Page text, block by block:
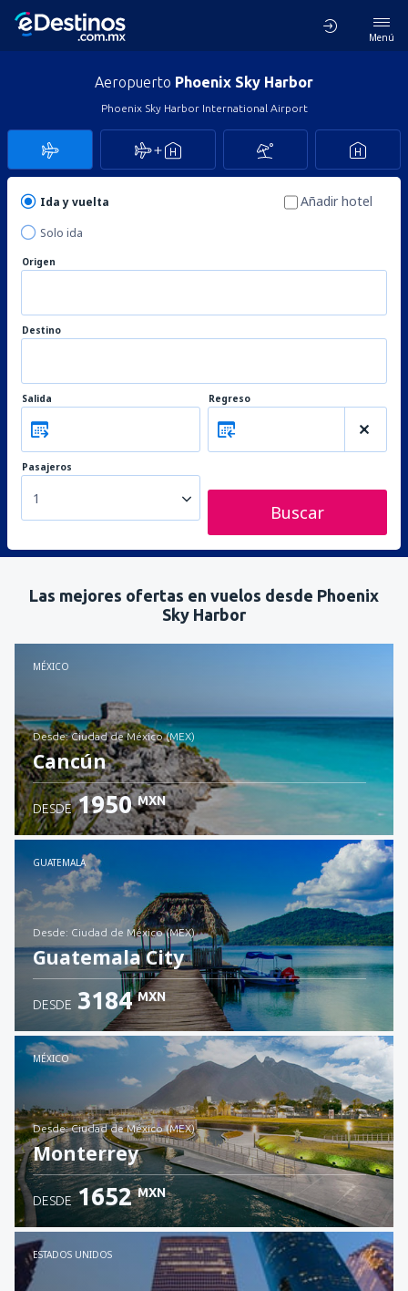
Menú
Aeropuerto Phoenix Sky Harbor
Phoenix Sky Harbor International Airport
Ida y vuelta
Solo ida
Añadir hotel
Origen
Destino
Salida Regreso
Pasajeros
1
Buscar
Las mejores ofertas en vuelos desde Phoenix
Sky Harbor
MÉXICO
desde: Ciudad de México (MEX)
Cancún
Revisa los detalles
DESDE 1950 MXN
GUATEMALA
desde: Ciudad de México (MEX)
Guatemala City
Revisa los detalles
DESDE 3184 MXN
MÉXICO
desde: Ciudad de México (MEX)
Monterrey
Revisa los detalles
DESDE 1652 MXN
ESTADOS UNIDOS